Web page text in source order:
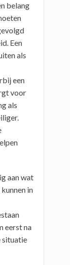
belang
Een
als
een
voor
als
aan wat
in
eerst na
situatie